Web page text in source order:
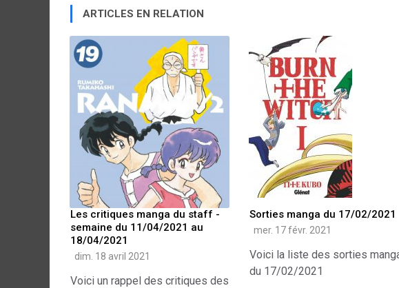
ARTICLES EN RELATION
Les critiques manga du staff -
semaine du 11/04/2021 au
18/04/2021
dim. 18 avril 2021
Voici un rappel des critiques des
Sorties manga du 17/02/2021
mer. 17 févr. 2021
Voici la liste des sorties
du 17/02/2021